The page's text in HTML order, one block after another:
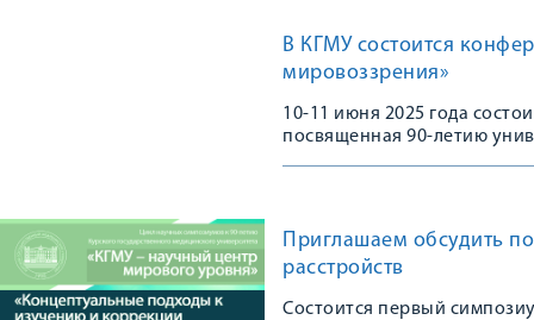
В КГМУ состоится
мировоззрения»
10-11 июня 2025 года
посвященная 90-летию
Приглашаем обсудить
расстройств
Состоится первый